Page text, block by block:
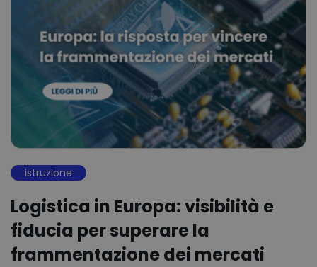
istruzione
Logistica in Europa: visibilità e
fiducia per superare la
frammentazione dei mercati